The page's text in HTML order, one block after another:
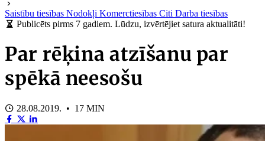
Saistību tiesības Nodokļi Komerctiesības Citi Darba tiesības
Publicēts pirms 7 gadiem. Lūdzu, izvērtējiet satura aktualitāti!
Par rēķina atzīšanu par
spēkā neesošu
28.08.2019. • 17 MIN